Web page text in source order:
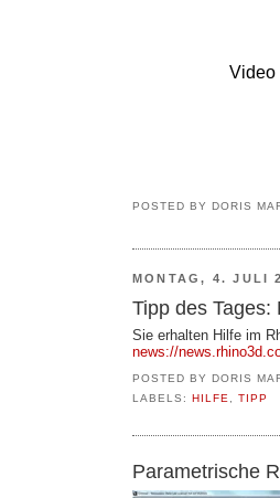
POSTED BY DORIS
MONTAG, 4. JULI
Tipp des Tages:
Sie erhalten Hilfe im
news://
POSTED BY DORIS
LABELS: HILFE, TIPP
Parametrische